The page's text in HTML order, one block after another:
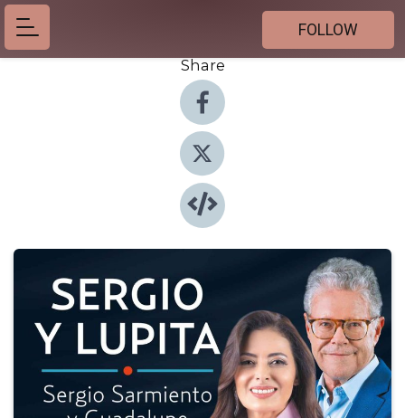
FOLLOW
Share